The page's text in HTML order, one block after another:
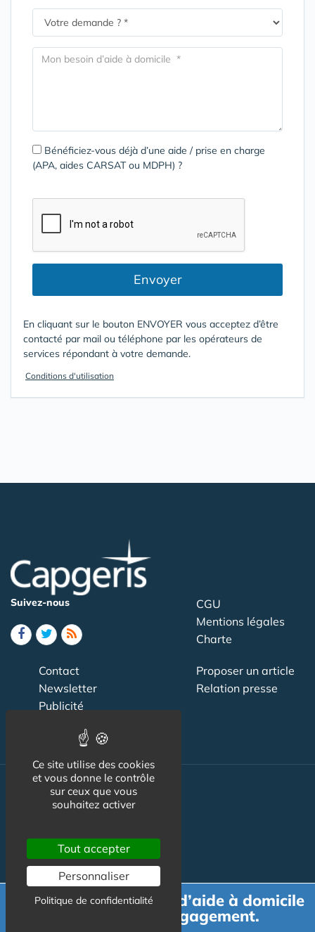
Bénéficiez-vous déjà d’une aide / prise en charge
(APA, aides CARSAT ou MDPH) ?
Envoyer
En cliquant sur le bouton ENVOYER vous acceptez d’être
contacté par mail ou téléphone par les opérateurs de
services répondant à votre demande.
Conditions d'utilisation
Suivez-nous
CGU
Mentions légales
Charte
Contact
Newsletter
Publicité
Proposer un article
Relation presse
Actualité
Résidences Service
Liens Utiles
Services à la personne
Demande de devis d’aide à domicile
gratuit et sans engagement.
Ce site utilise des cookies
et vous donne le contrôle
sur ceux que vous
souhaitez activer
Tout accepter
Personnaliser
Politique de confidentialité